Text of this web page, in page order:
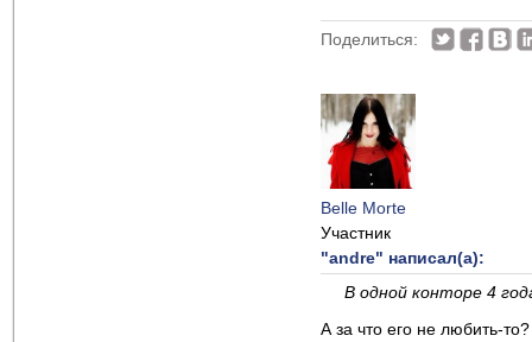
Поделиться:
Belle Morte
Участник
"andre" написал(а):
В одной конторе 4
А за что его не любить-то?